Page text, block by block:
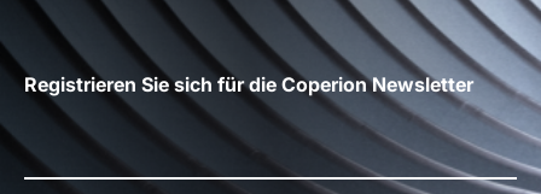
Registrieren Sie sich für die Coperion Newsletter